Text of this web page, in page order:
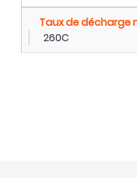
Taux de décharge
260C